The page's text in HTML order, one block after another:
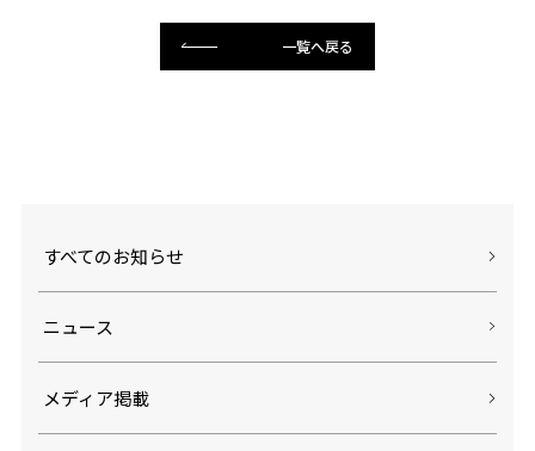
一覧へ戻る
すべてのお知らせ
ニュース
メディア掲載